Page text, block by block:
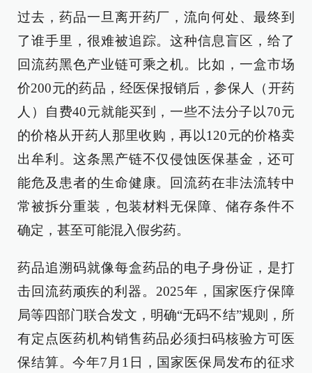
过去，药品一旦离开药厂，流向何处、最终到
了谁手里，很难被追踪。这种信息盲区，给了
回流药黑色产业链可乘之机。比如，一盒市场
价200元的药品，经医保报销后，参保人（开药
人）自费40元就能买到，一些不法分子以70元
的价格从开药人那里收购，再以120元的价格卖
出牟利。这条黑产链不仅侵蚀医保基金，还可
能危及患者的生命健康。回流药在非法流转中
常被拆分重装，包装材料无保障、储存条件不
确定，甚至可能混入假劣药。
药品追溯码就像每盒药品的电子身份证，是打
击回流药顽疾的利器。2025年，国家医疗保障
局等四部门联合发文，明确“无码不结”规则，所
有定点医药机构销售药品必须扫码核验方可医
保结算。今年7月1日，国家医保局发布的征求